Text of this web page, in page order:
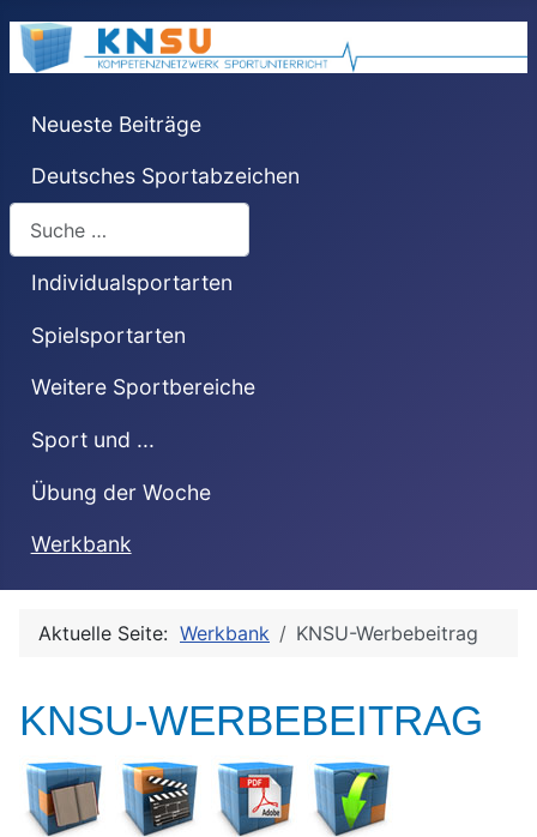
Neueste Beiträge
Deutsches Sportabzeichen
Individualsportarten
Spielsportarten
Weitere Sportbereiche
Sport und ...
Übung der Woche
Werkbank
Aktuelle Seite: Werkbank KNSU-Werbebeitrag
KNSU-WERBEBEITRAG